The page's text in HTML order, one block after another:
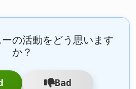
の活動をどう思います
か？
Bad